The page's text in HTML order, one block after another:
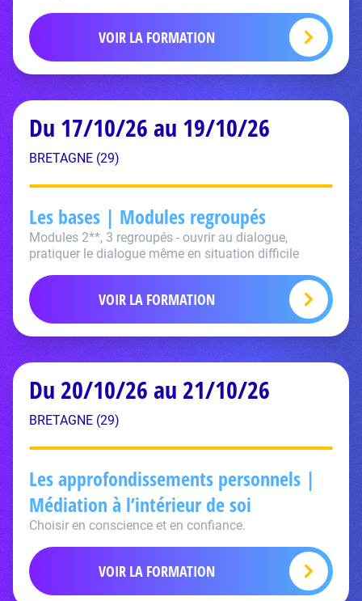
VOIR LA FORMATION
Du 17/10/26 au 19/10/26
BRETAGNE (29)
Les bases | Modules regroupés
Modules 2**, 3 regroupés - ouvrir au dialogue,
pratiquer le dialogue même en situation difficile
VOIR LA FORMATION
Du 20/10/26 au 21/10/26
BRETAGNE (29)
Les approfondissements personnels |
Médiation à l’intérieur de soi
Choisir en conscience et en confiance.
VOIR LA FORMATION